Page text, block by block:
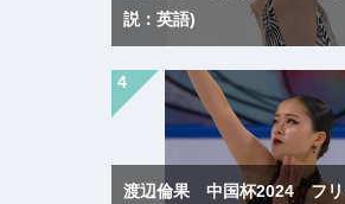
説：英語)
渡辺倫果 中国杯2024 フ